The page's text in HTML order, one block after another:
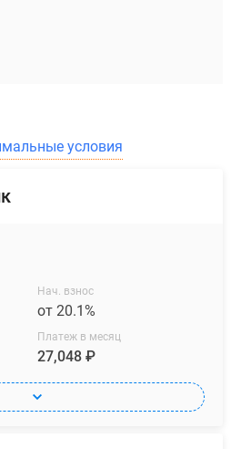
условия
Нач. взнос
от 20.1%
Платеж в месяц
27,048 ₽